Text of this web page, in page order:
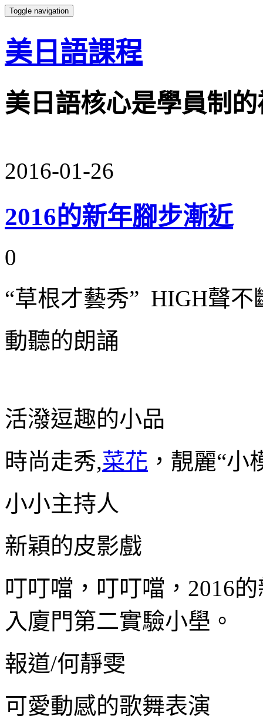
Toggle navigation
美日語課程
美日語核心是學員制
2016-01-26
2016的新年腳步漸近
0
“草根才藝秀” HIGH聲不
動聽的朗誦
活潑逗趣的小品
時尚走秀,菜花 ，靚麗“小
小小主持人
新穎的皮影戲
叮叮噹，叮叮噹，2016
入廈門第二實驗小壆。
報道/何靜雯
可愛動感的歌舞表演